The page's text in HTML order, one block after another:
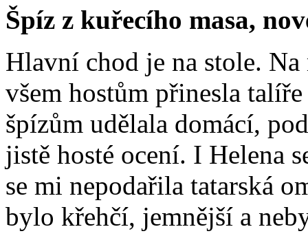
Špíz z kuřecího masa,
Hlavní chod je na stole.
všem hostům přinesla
špízům udělala domácí,
jistě hosté ocení. I Helena
se mi nepodařila tatarská
bylo křehčí, jemnější a